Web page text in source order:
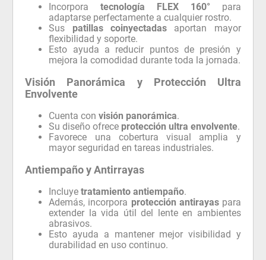
Incorporatecnología FLEX 160° para
adaptarse perfectamente a cualquier rostro.
Sus patillas coinyectadas aportan mayor
flexibilidad y soporte.
Esto ayuda a reducir puntos de presión y
mejora la comodidad durante toda la jornada.
Visión Panorámica y Protección Ultra
Envolvente
Cuenta convisión panorámica.
Su diseño ofrece protección ultra envolvente.
Favorece una cobertura visual amplia y
mayor seguridad en tareas industriales.
Antiempaño y Antirrayas
Incluyetratamiento antiempaño.
Además, incorpora protección antirayaspara
extender la vida útil del lente en ambientes
abrasivos.
Esto ayuda a mantener mejor visibilidad y
durabilidad en uso continuo.